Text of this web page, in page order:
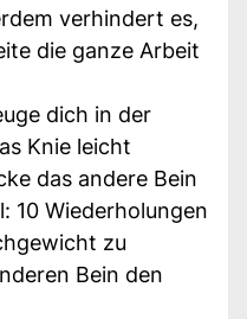
verhindert es,
die ganze Arbeit
dich in der
Knie leicht
das andere Bein
10 Wiederholungen
zu
Bein den